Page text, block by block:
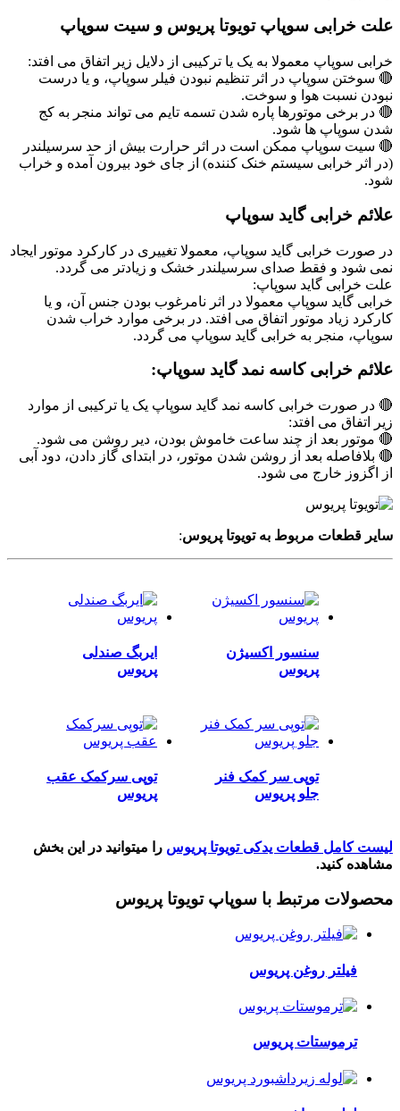
علت خرابی سوپاپ تویوتا پریوس و سیت سوپاپ
خرابی سوپاپ معمولا به یک یا ترکیبی از دلایل زیر اتفاق می افتد:
🔴 سوختن سوپاپ در اثر تنظیم نبودن فیلر سوپاپ، و یا درست
نبودن نسبت هوا و سوخت.
🔴 در برخی موتورها پاره شدن تسمه تایم می تواند منجر به کج
شدن سوپاپ ها شود.
🔴 سیت سوپاپ ممکن است در اثر حرارت بیش از حد سرسیلندر
(در اثر خرابی سیستم خنک کننده) از جای خود بیرون آمده و خراب
شود.
علائم خرابی گاید سوپاپ
در صورت خرابی گاید سوپاپ، معمولا تغییری در کارکرد موتور ایجاد
نمی شود و فقط صدای سرسیلندر خشک و زیادتر می گردد.
علت خرابی گاید سوپاپ:
خرابی گاید سوپاپ معمولا در اثر نامرغوب بودن جنس آن، و یا
کارکرد زیاد موتور اتفاق می افتد. در برخی موارد خراب شدن
سوپاپ، منجر به خرابی گاید سوپاپ می گردد.
علائم خرابی کاسه نمد گاید سوپاپ:
🔴 در صورت خرابی کاسه نمد گاید سوپاپ یک یا ترکیبی از موارد
زیر اتفاق می افتد:
🔴 موتور بعد از چند ساعت خاموش بودن، دیر روشن می شود.
🔴 بلافاصله بعد از روشن شدن موتور، در ابتدای گاز دادن، دود آبی
از اگزوز خارج می شود.
سایر قطعات مربوط به تویوتا پریوس:
سنسور اکسیژن
پریوس
ایربگ صندلی
پریوس
توپی سر کمک فنر
جلو پریوس
توپی سرکمک عقب
پریوس
لیست کامل قطعات یدکی تویوتا پریوس را میتوانید در این بخش
مشاهده کنید.
محصولات مرتبط با سوپاپ تویوتا پریوس
فیلتر روغن پریوس
ترموستات پریوس